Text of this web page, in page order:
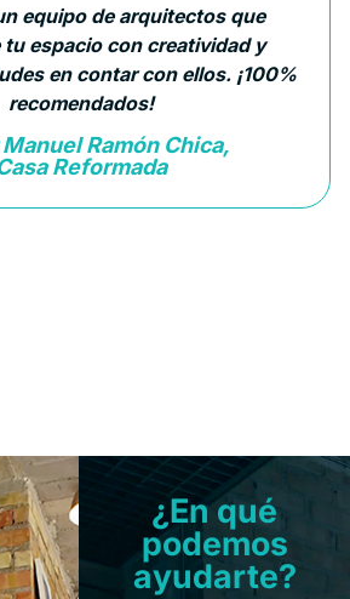
equipo de arquitectos que
espacio con creatividad y
en contar con ellos. ¡100%
recomendados!
Ramón Chica,
Reformada
¿En qué
podemos
ayudarte?